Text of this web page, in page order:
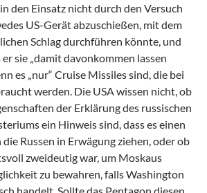
den Einsatz nicht durch den Versuch
US-Gerät abzuschießen, mit dem
Schlag durchführen könnte, und
sie „damit davonkommen lassen
es „nur“ Cruise Missiles sind, die bei
werden. Die USA wissen nicht, ob
der Erklärung des russischen
ein Hinweis sind, dass es einen
Russen in Erwägung ziehen, oder ob
zweideutig war, um Moskaus
zu bewahren, falls Washington